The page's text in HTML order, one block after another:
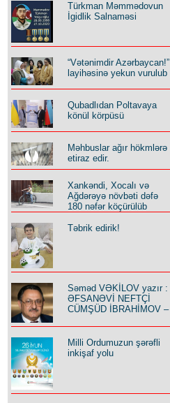
Türkman Məmmədovun
İgidlik Salnaməsi
“Vətənimdir Azərbaycan!”
layihəsinə yekun vurulub
Qubadlıdan Poltavaya
könül körpüsü
Məhbuslar ağır hökmlərə
etiraz edir.
Xankəndi, Xocalı və
Ağdərəyə növbəti dəfə
180 nəfər köçürülüb
Təbrik edirik!
Səməd VƏKİLOV yazır :
ƏFSANƏVİ NEFTÇİ
CÜMŞÜD İBRAHİMOV –
Milli Ordumuzun şərəfli
inkişaf yolu